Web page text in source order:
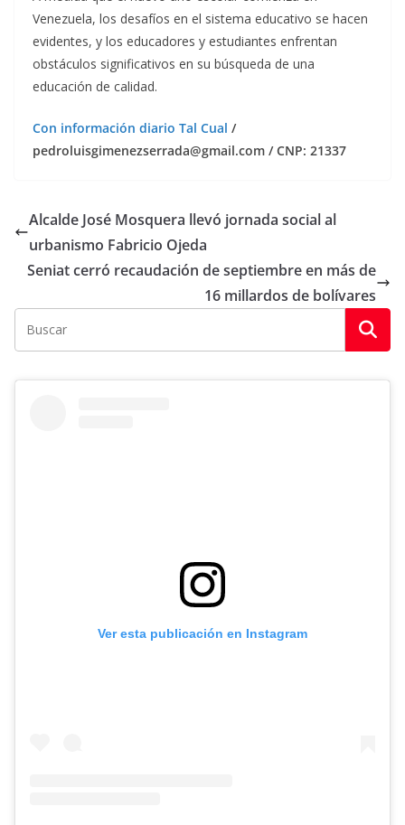
Venezuela, los desafíos en el sistema educativo se hacen
evidentes, y los educadores y estudiantes enfrentan
obstáculos significativos en su búsqueda de una
educación de calidad.
Con información diario Tal Cual /
pedroluisgimenezserrada@gmail.com / CNP: 21337
Alcalde José Mosquera llevó jornada social al
urbanismo Fabricio Ojeda
Seniat cerró recaudación de septiembre en más de
16 millardos de bolívares
Ver esta publicación en Instagram